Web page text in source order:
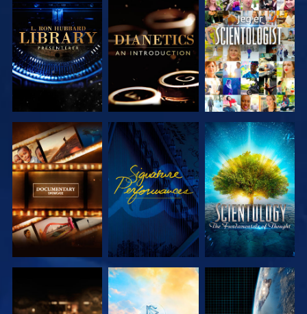
UTFORSK
SERIEN
UTFORSK
SERIEN
SE
UTFORSK
SERIEN
SE
UTFORSK
SERIEN
UTFORSK
UTFORSK
SE